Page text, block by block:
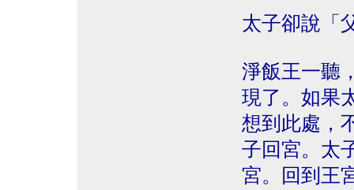
太子卻說「
淨飯王一聽
現了。如果
想到此處，
子回宮。太
宮。回到王